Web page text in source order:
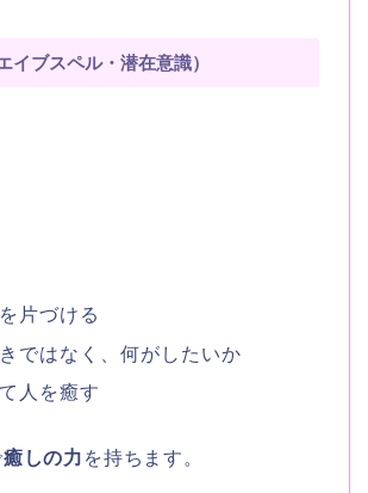
イブスペル・潜在意識）
片づける
ではなく、何がしたいか
人を癒す
癒しの力 を持ちます。